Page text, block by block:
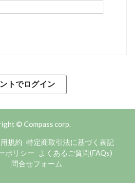
トでログイン
© Compass corp.
規約 特定商取引法に基づく表記
ポリシー
よくあるご質問(FAQs)
問合せフォーム